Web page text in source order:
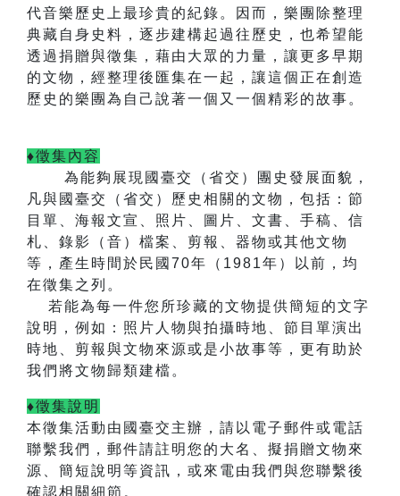
代音樂歷史上最珍貴的紀錄。因而，樂團除整理
典藏自身史料，逐步建構起過往歷史，也希望能
透過捐贈與徵集，藉由大眾的力量，讓更多早期
的文物，經整理後匯集在一起，讓這個正在創造
歷史的樂團為自己說著一個又一個精彩的故事。
♦徵集內容
為能夠展現國臺交（省交）團史發展面貌，
凡與國臺交（省交）歷史相關的文物，包括：節
目單、海報文宣、照片、圖片、文書、手稿、信
札、錄影（音）檔案、剪報、器物或其他文物
等，產生時間於民國 70年（ 1981年）以前，均
在徵集之列。
若能為每一件您所珍藏的文物提供簡短的文字
說明，例如：照片人物與拍攝時地、節目單演出
時地、剪報與文物來源或是小故事等，更有助於
我們將文物歸類建檔。
♦徵集說明
本徵集活動由國臺交主辦， 請以電子郵件或電話
聯繫我們，郵件請註明您的大名、擬捐贈文物來
源、簡短說明等資訊，或來電由我們與您聯繫後
確認相關細節。